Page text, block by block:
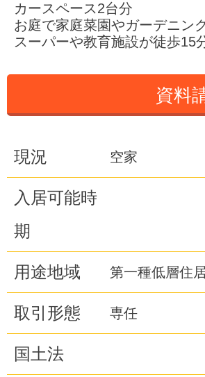
カースペース2台分
お庭で家庭菜園やガーデニン
スーパーや教育施設が徒歩15
資料
現況 空家
入居可能時
期
用途地域 第一種低層住
取引形態 専任
国土法